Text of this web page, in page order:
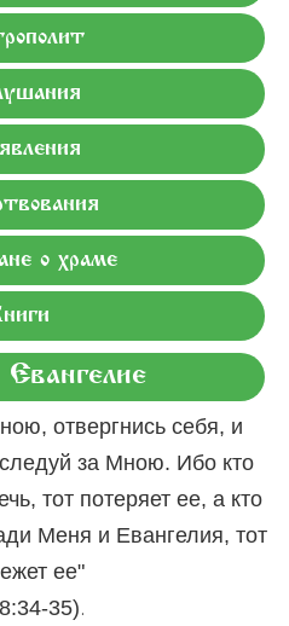
о храме
отвергнись себя, и
за Мною. Ибо кто
тот потеряет ее, а кто
Меня и Евангелия, тот
ее"
35).